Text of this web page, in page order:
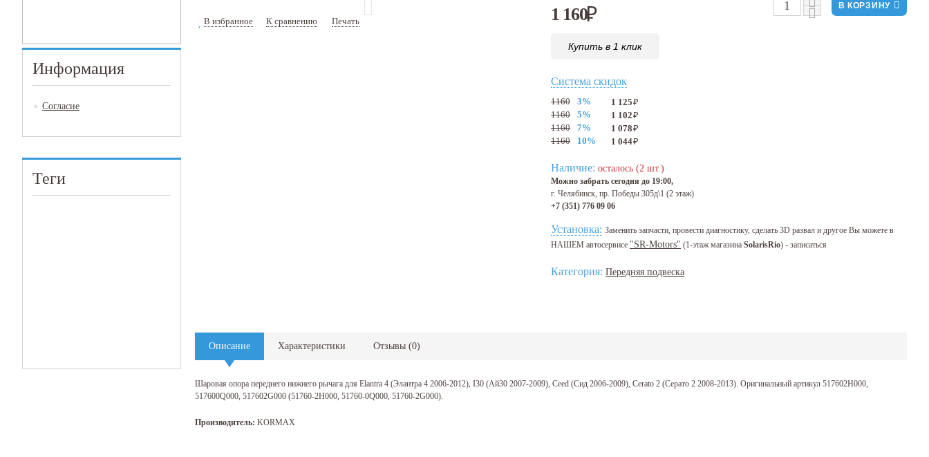
Информация
Согласие
Теги
В избранное К сравнению Печать 1 160₽
В КОРЗИНУ
Купить в 1 клик
Система скидок
1160 3% 1 125₽
1160 5% 1 102₽
1160 7% 1 078₽
1160 10% 1 044₽
Наличие: осталось (2 шт.)
Можно забрать сегодня до 19:00,
г. Челябинск, пр. Победы 305д\1 (2 этаж)
+7 (351) 776 09 06
Установка: Заменить запчасти, провести диагностику, сделать 3D развал и другое Вы можете в
НАШЕМ автосервисе "SR-Motors" (1-этаж магазина SolarisRio) - записаться
Категория: Передняя подвеска
Описание Характеристики Отзывы (0)
Шаровая опора переднего нижнего рычага для Elantra 4 (Элантра 4 2006-2012), I30 (Ай30 2007-2009), Ceed (Сид 2006-2009), Cerato 2 (Серато 2 2008-2013). Оригинальный артикул 517602H000,
517600Q000, 517602G000 (51760-2H000, 51760-0Q000, 51760-2G000).
Производитель: KORMAX